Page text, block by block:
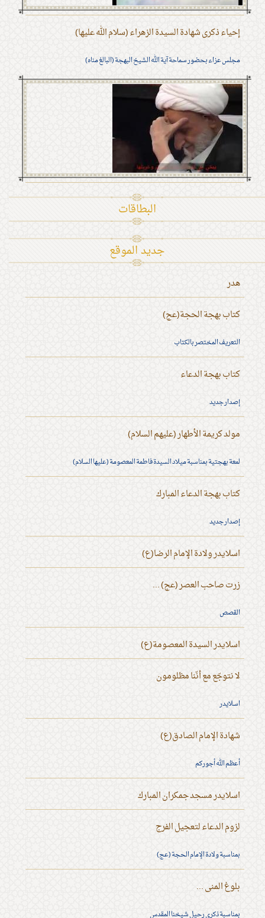
إحياء ذكرى شهادة السيدة الزهراء (سلام الله عليها)
مجلس عزاء بحضور سماحة آية الله الشيخ البهجة (البالغ مناه)
البطاقات
جديد الموقع
هدر
كتاب بهجة الحجة(عج)
التعريف المختصر بالكتاب
كتاب بهجة الدعاء
إصدار جديد
مولد كريمة الأطهار (عليهم السلام)
لمعة بهجتية بمناسبة ميلاد السيدة فاطمة المعصومة (عليها السلام)
كتاب بهجة الدعاء المبارك
إصدار جديد
اسلايدر ولادة الإمام الرضا(ع)
زرت صاحب العصر (عج) ...
القصص
اسلايدر السيدة المعصومة(ع)
لا نتوجّع مع أنّنا مظلومون
اسلايدر
شهادة الإمام الصادق(ع)
أعظم الله أجوركم
اسلايدر مسجد جمكران المبارك
لزوم الدعاء لتعجيل الفرج
بمناسبة ولادة الإمام الحجة (عج)
بلوغ المنى ...
بمناسبة ذكرى رحيل شيخنا المقدس